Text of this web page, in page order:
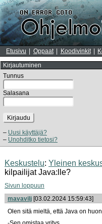
Etusivu Oppaat Koodivinkit
Kirjautuminen
Tunnus
Salasana
Kirjaudu
Uusi käyttäjä?
Unohditko tietosi?
Keskustelu: Yleinen
kilpailijat Java:lle?
Sivun loppuun
mavavilj [03.02.2024 15:59:43]
Olen sitä mieltä, että Java on